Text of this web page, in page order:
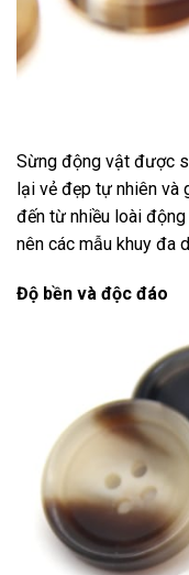
Sừng động vật được
lại vẻ đẹp tự nhiên và
đến từ nhiều loài động
nên các mẫu khuy đa
Độ bền và độc đáo